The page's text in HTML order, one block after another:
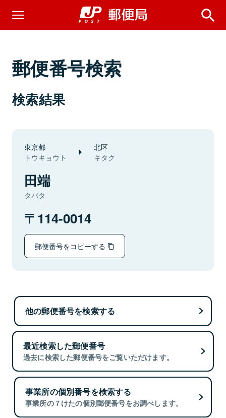
郵便番号検索
検索結果
東京都
トウキョウト
北区
キタク
田端
タバタ
114-0014
郵便番号をコピーする
他の郵便番号を検索する
最近検索した郵便番号
過去に検索した郵便番号をご覧いただけます。
事業所の個別番号を検索する
事業所の７けたの個別郵便番号をお調べします。